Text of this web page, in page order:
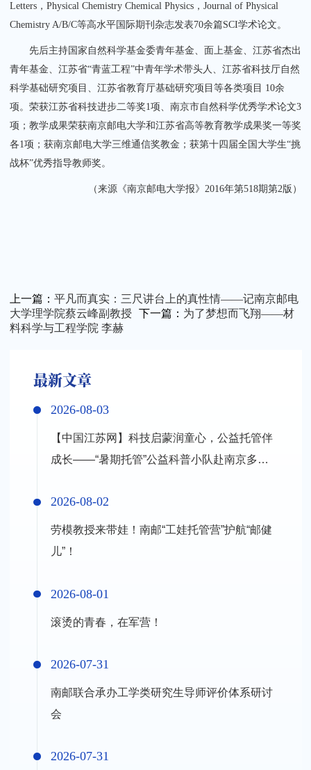
Letters，Physical Chemistry Chemical Physics，Journal of Physical
Chemistry A/B/C等高水平国际期刊杂志发表70余篇SCI学术论文。
先后主持国家自然科学基金委青年基金、面上基金、江苏省杰出
青年基金、江苏省“青蓝工程”中青年学术带头人、江苏省科技厅自然
科学基础研究项目、江苏省教育厅基础研究项目等各类项目 10余
项。荣获江苏省科技进步二等奖1项、南京市自然科学优秀学术论文3
项；教学成果荣获南京邮电大学和江苏省高等教育教学成果奖一等奖
各1项；获南京邮电大学三维通信奖教金；获第十四届全国大学生“挑
战杯”优秀指导教师奖。
（来源《南京邮电大学报》2016年第518期第2版）
上一篇： 平凡而真实：三尺讲台上的真性情——记南京邮电
大学理学院蔡云峰副教授
下一篇： 为了梦想而飞翔——材
料科学与工程学院 李赫
最新文章